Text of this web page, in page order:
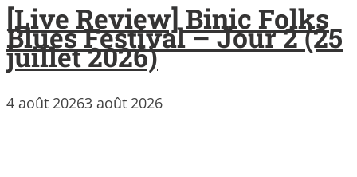
[Live Review] Binic Folks
Blues Festival – Jour 2 (25
juillet 2026)
4 août 20263 août 2026